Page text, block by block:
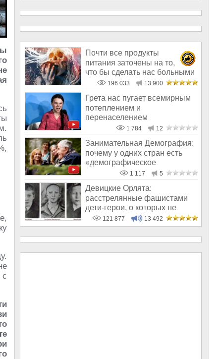
Почти все продукты
питания заточены на то,
что бы сделать нас больными
и бесплодным
196 033 13 900
Грета нас пугает всемирным
потеплением и
перенаселением
1 784 12
Занимательная Демография:
почему у одних стран есть
«демографическое
будущее», а у1 117 5
Девицкие Орлята:
расстрелянные фашистами
дети-герои, о которых не
рассказывают в шк
121 877 13 492